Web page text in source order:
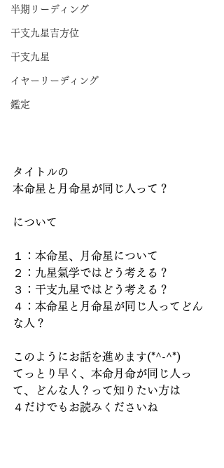
半期リーディング
干支九星吉方位
干支九星
イヤーリーディング
鑑定
タイトルの
本命星と月命星が同じ人って？
について
１：本命星、月命星について
２：九星氣学ではどう考える？
３：干支九星ではどう考える？
４：本命星と月命星が同じ人ってどん
な人？
このようにお話を進めます(*^-^*)
てっとり早く、本命月命が同じ人っ
て、どんな人？って知りたい方は
４だけでもお読みくださいね